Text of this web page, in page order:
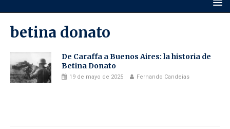
betina donato
De Caraffa a Buenos Aires: la historia de
Betina Donato
19 de mayo de 2025 Fernando Candeias